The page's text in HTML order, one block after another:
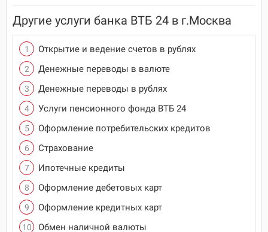
Другие услуги банка ВТБ 24 в г.Москва
Открытие и ведение счетов в рублях
Денежные переводы в валюте
Денежные переводы в рублях
Услуги пенсионного фонда ВТБ 24
Оформление потребительских кредитов
Страхование
Ипотечные кредиты
Оформление дебетовых карт
Оформление кредитных карт
Обмен наличной валюты